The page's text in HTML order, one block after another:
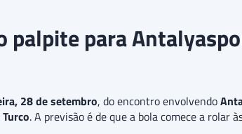
palpite para
28 de setembro, do encontro envolvendo
. A previsão é de que a bola comece a rolar